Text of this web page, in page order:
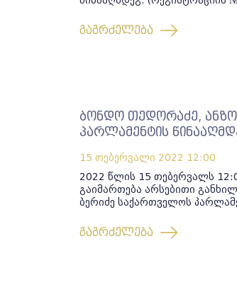
გაგრძელება
ბონდო თედორაძე,
პარლამენტის
15 თებერვალი 2022 12:00
2022 წლის 15 თებერვალს
გაიმართება არსებითი
ბერიძე საქართველოს
გაგრძელება